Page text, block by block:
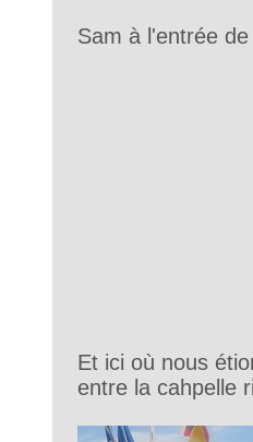
Sam à l'entrée
Et ici où nous
entre la cahpelle